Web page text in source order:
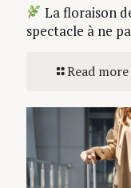
La floraison
spectacle à ne
Read more